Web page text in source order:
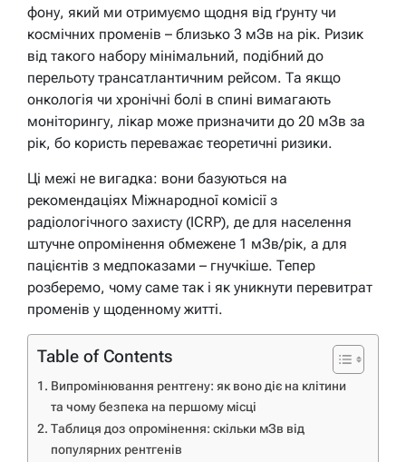
фону, який ми отримуємо щодня від ґрунту чи
космічних променів – близько 3 мЗв на рік. Ризик
від такого набору мінімальний, подібний до
перельоту трансатлантичним рейсом. Та якщо
онкологія чи хронічні болі в спині вимагають
моніторингу, лікар може призначити до 20 мЗв за
рік, бо користь переважає теоретичні ризики.
Ці межі не вигадка: вони базуються на
рекомендаціях Міжнародної комісії з
радіологічного захисту (ICRP), де для населення
штучне опромінення обмежене 1 мЗв/рік, а для
пацієнтів з медпоказами – гнучкіше. Тепер
розберемо, чому саме так і як уникнути перевитрат
променів у щоденному житті.
Table of Contents
Випромінювання рентгену: як воно діє на клітини
та чому безпека на першому місці
Таблиця доз опромінення: скільки мЗв від
популярних рентгенів